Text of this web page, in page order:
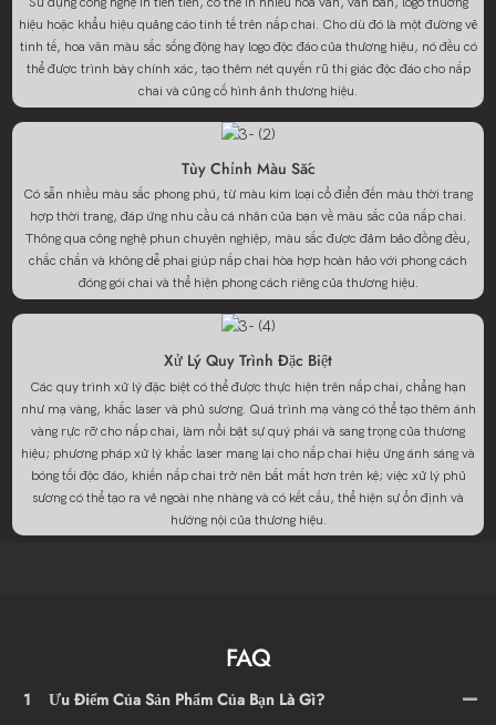
hiệu hoặc khẩu hiệu quảng cáo tinh tế trên nắp chai. Cho dù đó là một đường vẽ
tinh tế, hoa văn màu sắc sống động hay logo độc đáo của thương hiệu, nó đều có
thể được trình bày chính xác, tạo thêm nét quyến rũ thị giác độc đáo cho nắp
chai và củng cố hình ảnh thương hiệu.
Tùy Chỉnh Màu Sắc
Có sẵn nhiều màu sắc phong phú, từ màu kim loại cổ điển đến màu thời trang
hợp thời trang, đáp ứng nhu cầu cá nhân của bạn về màu sắc của nắp chai.
Thông qua công nghệ phun chuyên nghiệp, màu sắc được đảm bảo đồng đều,
chắc chắn và không dễ phai giúp nắp chai hòa hợp hoàn hảo với phong cách
đóng gói chai và thể hiện phong cách riêng của thương hiệu.
Xử Lý Quy Trình Đặc Biệt
Các quy trình xử lý đặc biệt có thể được thực hiện trên nắp chai, chẳng hạn
như mạ vàng, khắc laser và phủ sương. Quá trình mạ vàng có thể tạo thêm ánh
vàng rực rỡ cho nắp chai, làm nổi bật sự quý phái và sang trọng của thương
hiệu; phương pháp xử lý khắc laser mang lại cho nắp chai hiệu ứng ánh sáng và
bóng tối độc đáo, khiến nắp chai trở nên bắt mắt hơn trên kệ; việc xử lý phủ
sương có thể tạo ra vẻ ngoài nhẹ nhàng và có kết cấu, thể hiện sự ổn định và
hướng nội của thương hiệu.
FAQ
1 Ưu Điểm Của Sản Phẩm Của Bạn Là Gì?